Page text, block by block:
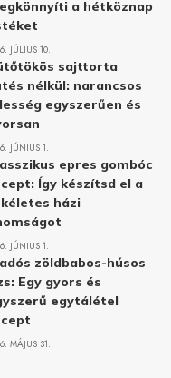
a hétköznap
JÚLIUS 10.
sajttorta
nélkül: narancsos
egyszerűen és
JÚNIUS 1.
epres gombóc
Így készítsd el a
házi
JÚNIUS 1.
zöldbabos-húsos
Egy gyors és
egytálétel
MÁJUS 31.